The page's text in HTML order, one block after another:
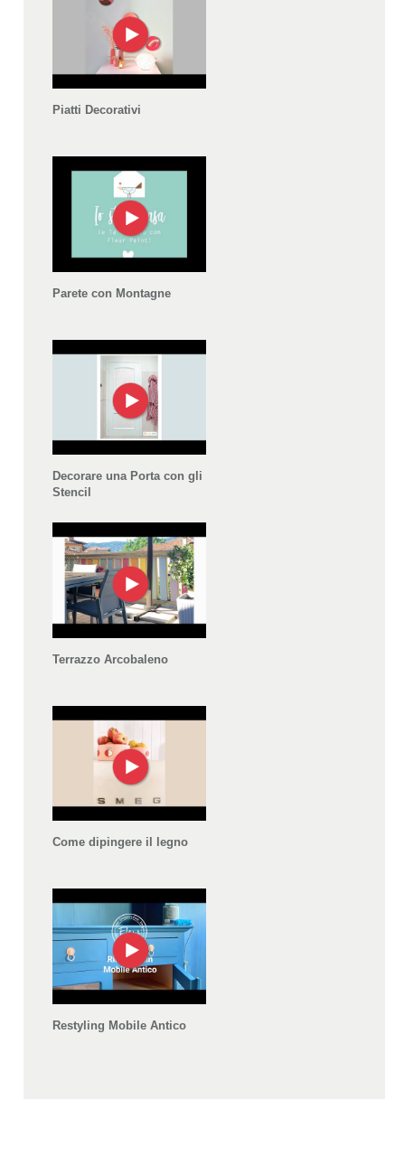
Piatti Decorativi
Parete con Montagne
Decorare una Porta con gli
Stencil
Terrazzo Arcobaleno
Come dipingere il legno
Restyling Mobile Antico